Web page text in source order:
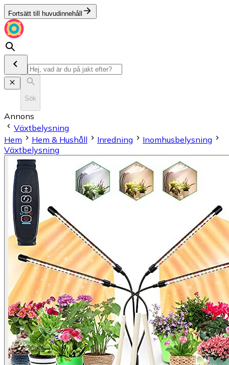
Fortsätt till huvudinnehåll
Sök
Annons
Växtbelysning
Hem
Hem & Hushåll Inredning
Inomhusbelysning
Växtbelysning